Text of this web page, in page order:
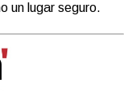
un lugar seguro.